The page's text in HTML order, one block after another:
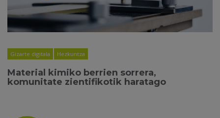
Gizarte digitala Hezkuntza
Material kimiko berrien sorrera,
komunitate zientifikotik haratago